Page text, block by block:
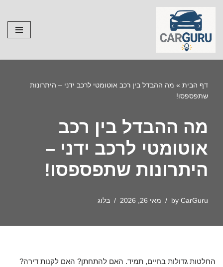
Skip
to
content
דף הבית » מה ההבדל בין רכב אוטומטי לרכב ידני – היתרונות
שתפספסו!
מה ההבדל בין רכב
אוטומטי לרכב ידני –
היתרונות שתפספסו!
by CarGuru מאי 26, 2026 בלוג
החלטות גדולות בחיים, תמיד. האם להתחתן? האם לקנות דירה?